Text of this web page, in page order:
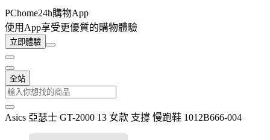
PChome24h購物App
使用App享受更優質的購物體驗
立即體驗
全站
Asics 亞瑟士 GT-2000 13 女款 支撐 慢跑鞋 1012B666-004